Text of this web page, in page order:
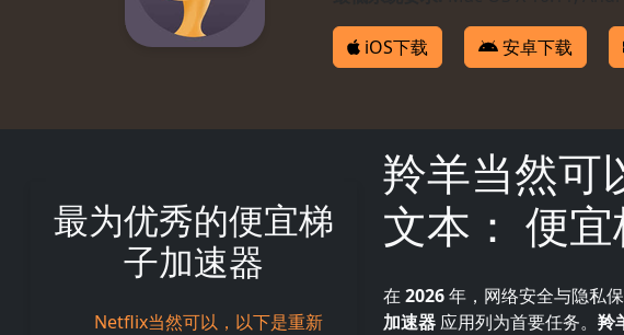
iOS下载 安卓下载
最为优秀的便宜梯
子加速器
Netflix当然可以，以下是重新
羚羊当然可
文本： 便
在 2026年，网络安全与隐私
加速器 应用列为首要任务。 羚